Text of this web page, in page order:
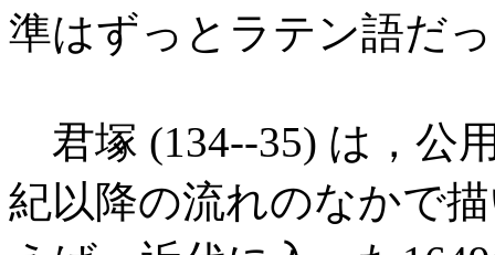
準はずっとラテン語だ
君塚 (134--35) は，公
紀以降の流れのなかで